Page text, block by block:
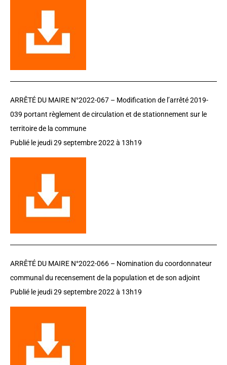
ARRÊTÉ DU MAIRE N°2022-067 – Modification de l’arrêté 2019-
039 portant règlement de circulation et de stationnement sur le
territoire de la commune
Publié le jeudi 29 septembre 2022 à 13h19
ARRÊTÉ DU MAIRE N°2022-066 – Nomination du coordonnateur
communal du recensement de la population et de son adjoint
Publié le jeudi 29 septembre 2022 à 13h19